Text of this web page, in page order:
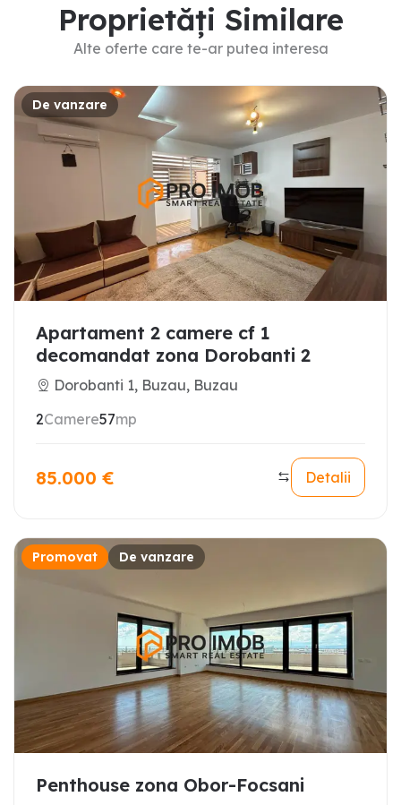
Proprietăți Similare
Alte oferte care te-ar putea interesa
De vanzare
Apartament 2 camere cf 1
decomandat zona Dorobanti 2
Dorobanti 1, Buzau, Buzau
2Camere57mp
85.000 € Detalii
Promovat De vanzare
Penthouse zona Obor-Focsani